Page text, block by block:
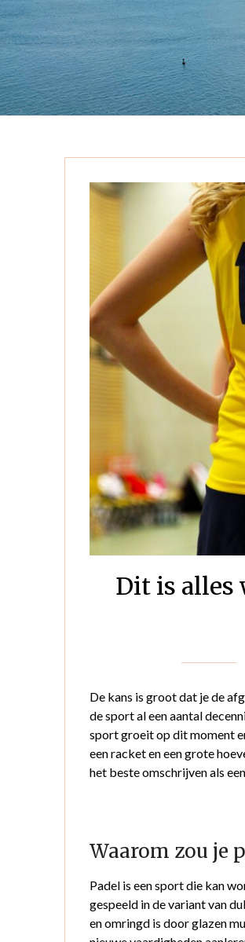
Dit is alles
De kans is groot dat je de
de sport al een aantal
sport groeit op dit moment
een racket en een grote
het beste omschrijven als
Waarom zou je
Padel is een sport die kan
gespeeld in de variant van
en omringd is door glazen